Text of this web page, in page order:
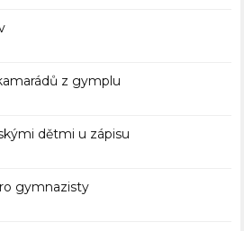
z gymplu
dětmi u zápisu
gymnazisty